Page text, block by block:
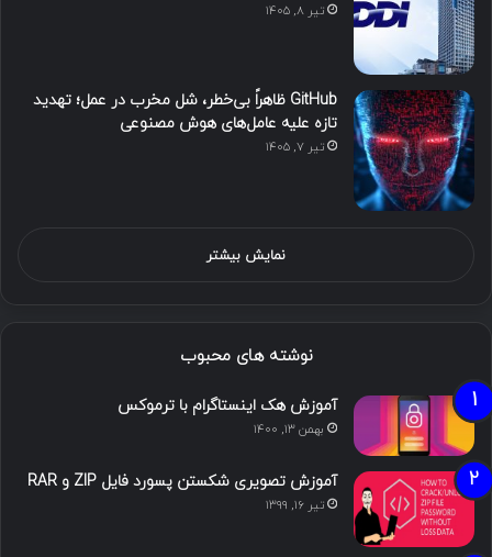
تیر ۸, ۱۴۰۵
GitHub ظاهراً بی‌خطر، شل مخرب در عمل؛ تهدید
تازه علیه عامل‌های هوش مصنوعی
تیر ۷, ۱۴۰۵
نمایش بیشتر
نوشته های محبوب
آموزش هک اینستاگرام با ترموکس
بهمن ۱۳, ۱۴۰۰
آموزش تصویری شکستن پسورد فایل ZIP و RAR
تیر ۱۶, ۱۳۹۹